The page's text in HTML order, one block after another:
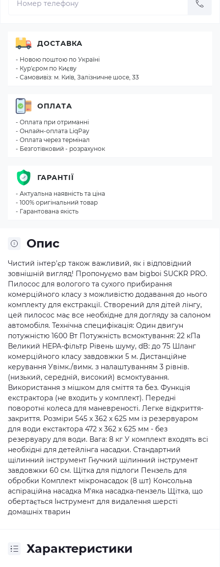
Опис
Чистий інтер'єр також важливий, як і відповідний
зовнішній вигляд! Пропонуємо вам bigboi SUCKR PRO.
Пилосос для вологого та сухого прибирання
комерційного класу з можливістю додавання до нього
комплекту для екстракції. Створений для дітей лінгу,
цей пилосос має все необхідне для догляду за салоном
автомобіля. Технічна специфікація: Один двигун
потужністю 1600 Вт Потужність всмоктування: 22 кПа
Великий HEPA-фільтр Рівень шуму, dB: до 75 Шланг
комерційного класу завдовжки 5 м. Дистанційне
керування Увімк./вимк. з налаштуванням 3 рівнів.
(низький, середній, високий) всмоктування.
Використання з мішком для сміття та без. Функція
екстрактора (не входить у комплект). Передні
поворотні колеса для маневреності. Легке відкриття-
закриття. Розміри 545 х 362 х 625 мм із резервуаром
для води екстактора 472 х 362 х 625 мм - без
резервуару для води. Вага: 8 кг У комплект входять всі
необхідні для детейлінга насадки. Стандартний
щілинний інструмент Гнучкий щілинний інструмент
завдовжки 60 см. Щітка для підлоги Пензель для
обробки Комплект мікронасадок (8 шт) Консольна
аспіраційна насадка М'яка насадка-пензель Щітка, що
обертається Інструмент для видалення шерсті
домашніх тварин
Характеристики
ДОСТАВКА
- Новою поштою по Україні
- Кур'єром по Києву
- Самовивіз: м. Київ, Залізничне шосе, 33
ОПЛАТА
- Оплата при отриманні
- Онлайн-оплата LiqPay
- Оплата через термінал
- Безготівковий - розрахунок
ГАРАНТІЇ
- Актуальна наявність та ціна
- 100% оригінальний товар
- Гарантована якість